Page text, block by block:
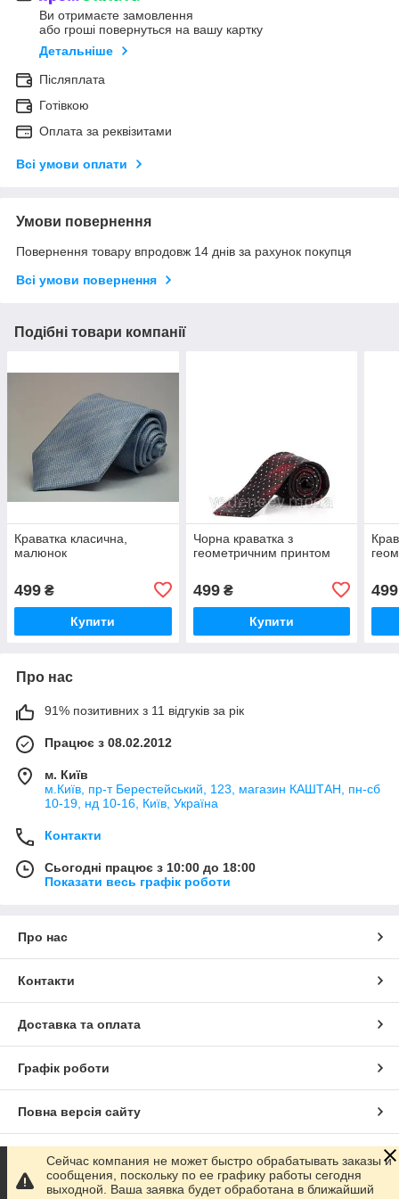
Ви отримаєте замовлення
або гроші повернуться на вашу картку
Детальніше
Післяплата
Готівкою
Оплата за реквізитами
Всі умови оплати
Умови повернення
Повернення товару впродовж 14 днів за рахунок покупця
Всі умови повернення
Подібні товари компанії
Краватка класична,
малюнок
499 ₴
Купити
Чорна краватка з
геометричним принтом
499₴
Купити
499
Про нас
91% позитивних з 11 відгуків за рік
Працює з 08.02.2012
м. Київ
м.Київ, пр-т Берестейський, 123, магазин КАШТАН, пн-сб
10-19, нд 10-16, Київ, Україна
Контакти
Сьогодні працює з 10:00 до 18:00
Показати весь графік роботи
Про нас
Контакти
Доставка та оплата
Графік роботи
Повна версія сайту
Сайт створено на маркетплейсі Prom.ua
Сейчас компания не может быстро обрабатывать заказы и
сообщения, поскольку по ее графику работы сегодня
выходной. Ваша заявка будет обработана в ближайший